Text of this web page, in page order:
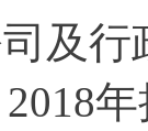
司及
2018年